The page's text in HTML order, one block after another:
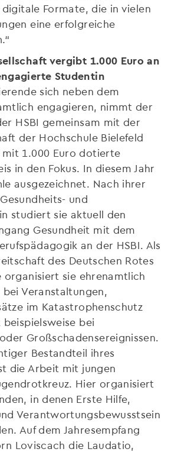
Formate, die in vielen
eine erfolgreiche
vergibt 1.000 Euro an
Studentin
sich neben dem
engagieren, nimmt der
HSBI gemeinsam mit der
der Hochschule Bielefeld
1.000 Euro dotierte
in den Fokus. In diesem Jahr
ausgezeichnet. Nach ihrer
und
studiert sie aktuell den
Gesundheit mit dem
an der HSBI. Als
des Deutschen Rotes
organisiert sie ehrenamtlich
Veranstaltungen,
im Katastrophenschutz
bei
Großschadensereignissen.
Bestandteil ihres
die Arbeit mit jungen
Hier organisiert
in denen Erste Hilfe,
Verantwortungsbewusstsein
Auf dem Jahresempfang
Loviscach die Laudatio,